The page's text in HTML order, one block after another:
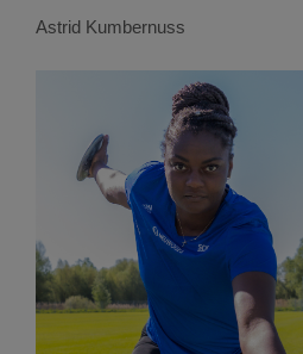
Astrid Kumbernuss